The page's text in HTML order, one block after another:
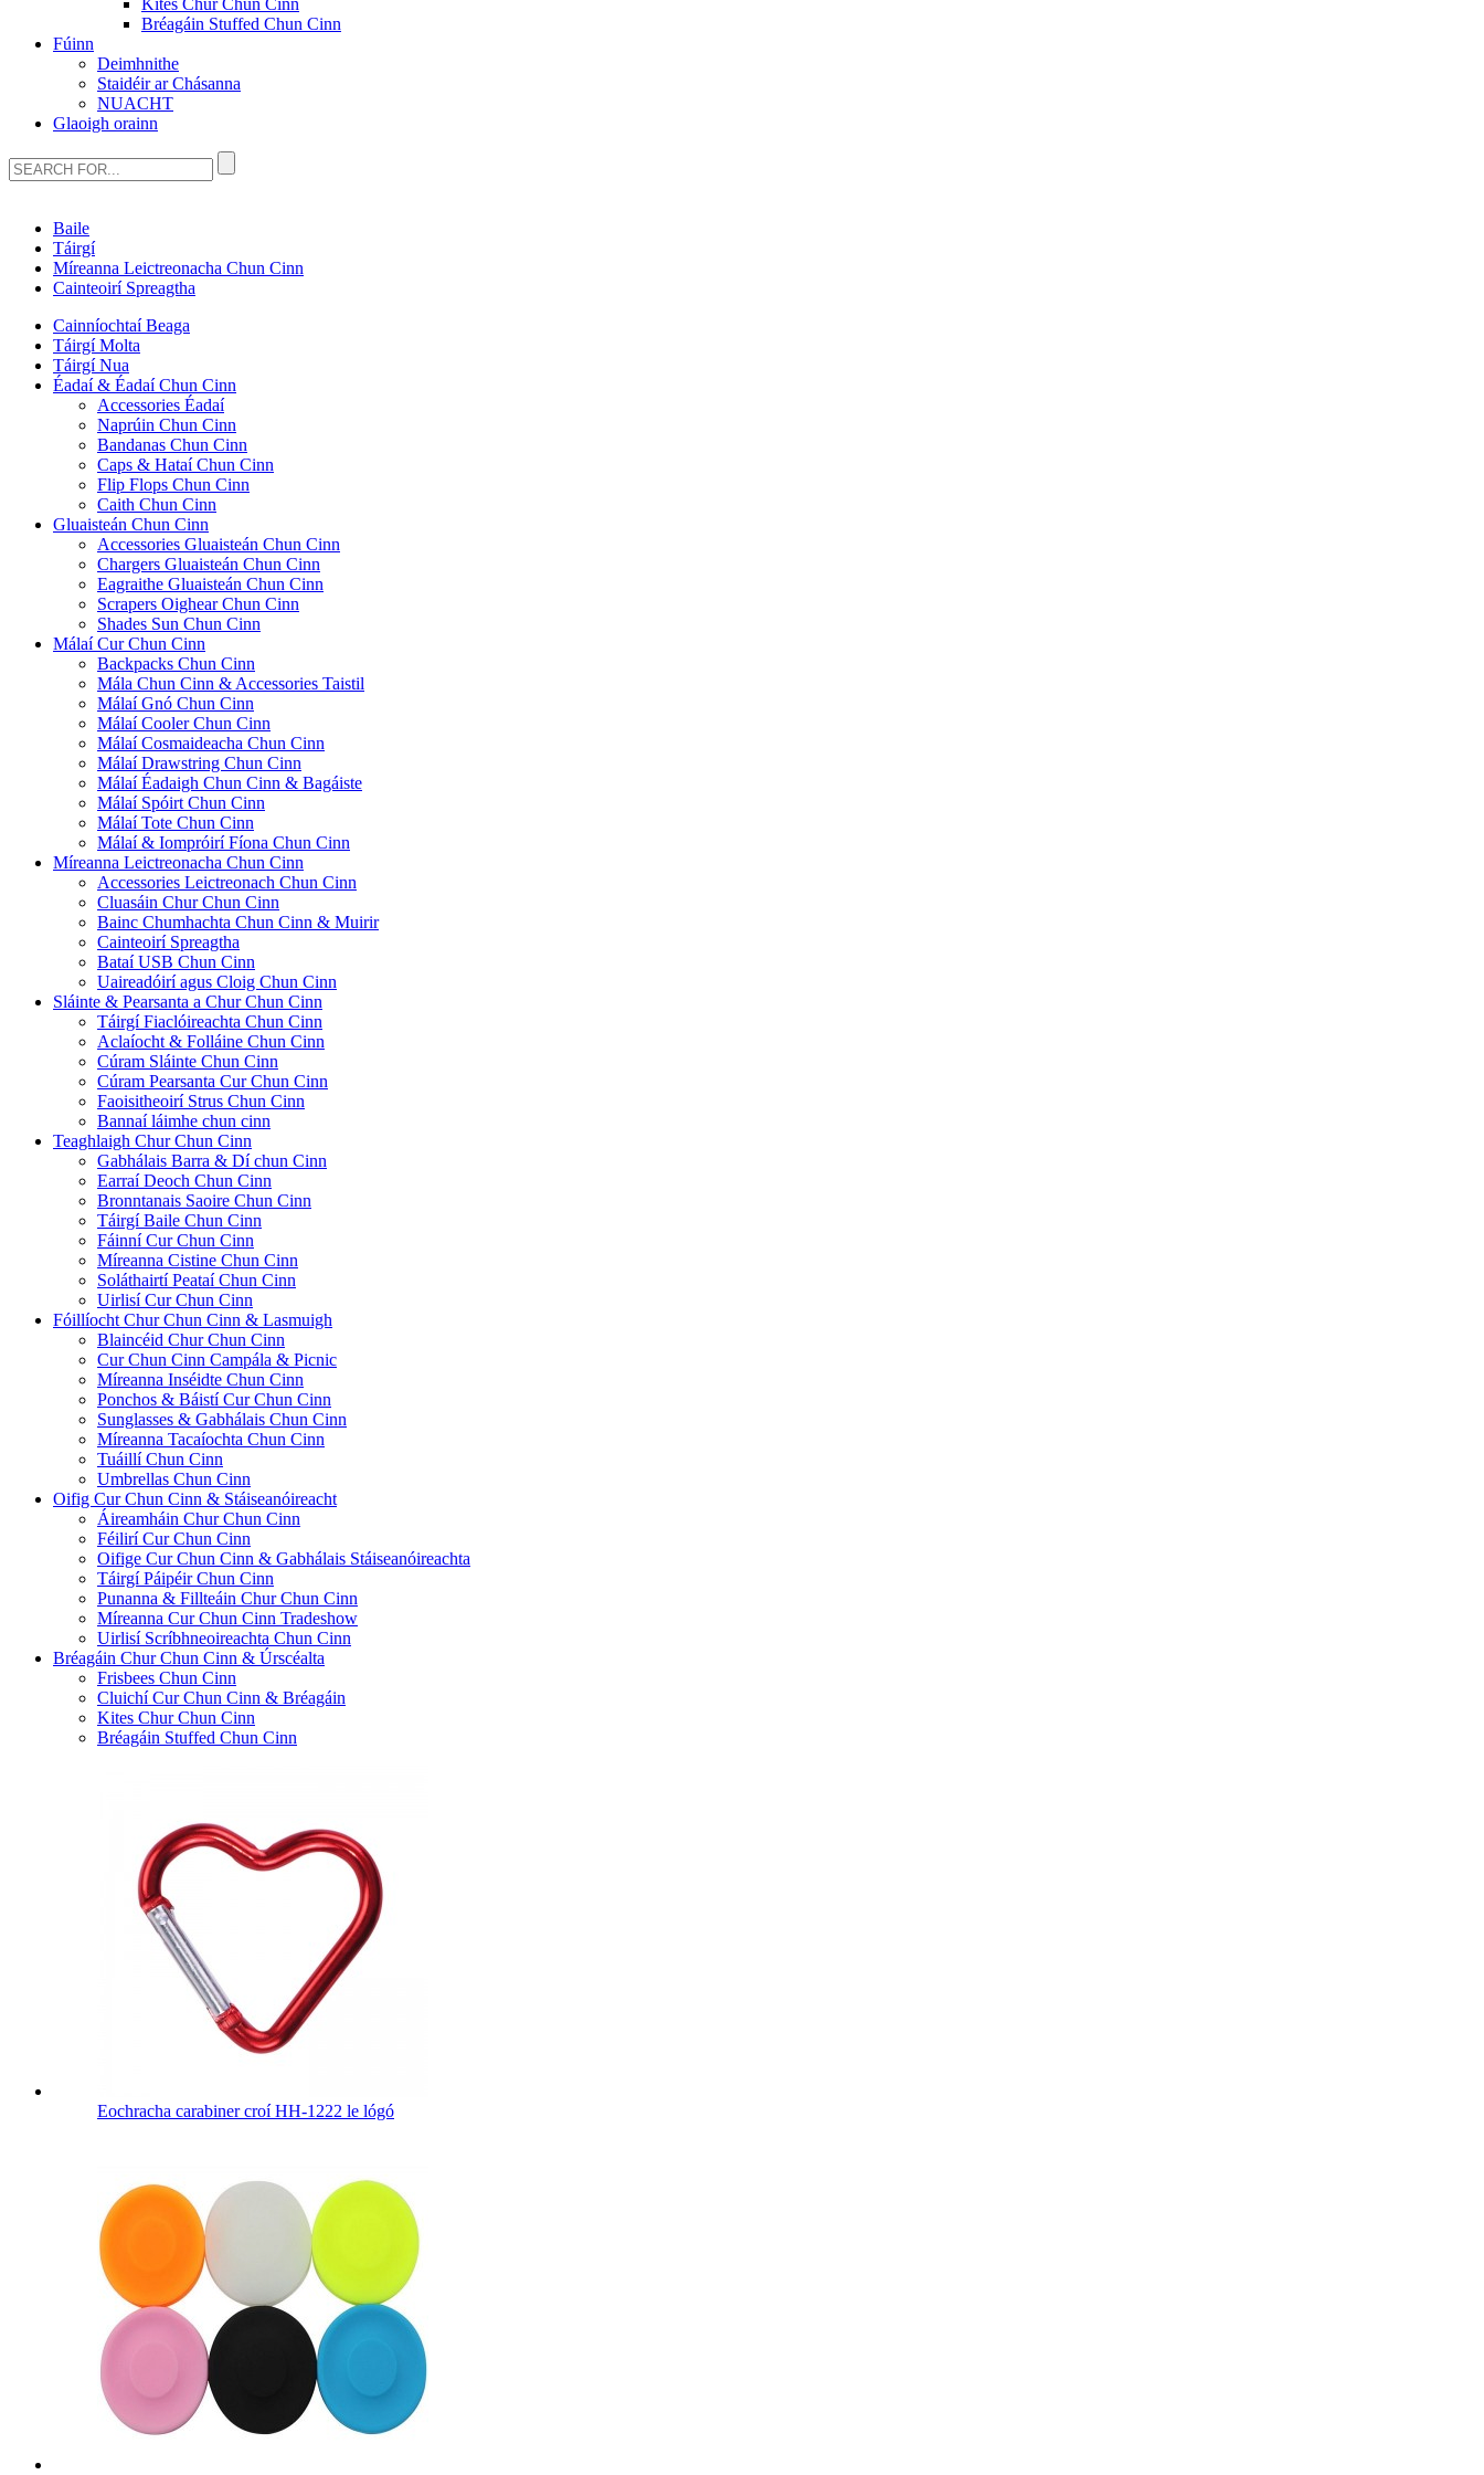
Kites Chur Chun Cinn
Bréagáin Stuffed Chun Cinn
Fúinn
Deimhnithe
Staidéir ar Chásanna
NUACHT
Glaoigh orainn
Baile
Táirgí
Míreanna Leictreonacha Chun Cinn
Cainteoirí Spreagtha
Cainníochtaí Beaga
Táirgí Molta
Táirgí Nua
Éadaí & Éadaí Chun Cinn
Accessories Éadaí
Naprúin Chun Cinn
Bandanas Chun Cinn
Caps & Hataí Chun Cinn
Flip Flops Chun Cinn
Caith Chun Cinn
Gluaisteán Chun Cinn
Accessories Gluaisteán Chun Cinn
Chargers Gluaisteán Chun Cinn
Eagraithe Gluaisteán Chun Cinn
Scrapers Oighear Chun Cinn
Shades Sun Chun Cinn
Málaí Cur Chun Cinn
Backpacks Chun Cinn
Mála Chun Cinn & Accessories Taistil
Málaí Gnó Chun Cinn
Málaí Cooler Chun Cinn
Málaí Cosmaideacha Chun Cinn
Málaí Drawstring Chun Cinn
Málaí Éadaigh Chun Cinn & Bagáiste
Málaí Spóirt Chun Cinn
Málaí Tote Chun Cinn
Málaí & Iompróirí Fíona Chun Cinn
Míreanna Leictreonacha Chun Cinn
Accessories Leictreonach Chun Cinn
Cluasáin Chur Chun Cinn
Bainc Chumhachta Chun Cinn & Muirir
Cainteoirí Spreagtha
Bataí USB Chun Cinn
Uaireadóirí agus Cloig Chun Cinn
Sláinte & Pearsanta a Chur Chun Cinn
Táirgí Fiaclóireachta Chun Cinn
Aclaíocht & Folláine Chun Cinn
Cúram Sláinte Chun Cinn
Cúram Pearsanta Cur Chun Cinn
Faoisitheoirí Strus Chun Cinn
Bannaí láimhe chun cinn
Teaghlaigh Chur Chun Cinn
Gabhálais Barra & Dí chun Cinn
Earraí Deoch Chun Cinn
Bronntanais Saoire Chun Cinn
Táirgí Baile Chun Cinn
Fáinní Cur Chun Cinn
Míreanna Cistine Chun Cinn
Soláthairtí Peataí Chun Cinn
Uirlisí Cur Chun Cinn
Fóillíocht Chur Chun Cinn & Lasmuigh
Blaincéid Chur Chun Cinn
Cur Chun Cinn Campála & Picnic
Míreanna Inséidte Chun Cinn
Ponchos & Báistí Cur Chun Cinn
Sunglasses & Gabhálais Chun Cinn
Míreanna Tacaíochta Chun Cinn
Tuáillí Chun Cinn
Umbrellas Chun Cinn
Oifig Cur Chun Cinn & Stáiseanóireacht
Áireamháin Chur Chun Cinn
Féilirí Cur Chun Cinn
Oifige Cur Chun Cinn & Gabhálais Stáiseanóireachta
Táirgí Páipéir Chun Cinn
Punanna & Fillteáin Chur Chun Cinn
Míreanna Cur Chun Cinn Tradeshow
Uirlisí Scríbhneoireachta Chun Cinn
Bréagáin Chur Chun Cinn & Úrscéalta
Frisbees Chun Cinn
Cluichí Cur Chun Cinn & Bréagáin
Kites Chur Chun Cinn
Bréagáin Stuffed Chun Cinn
Eochracha carabiner croí HH-1222 le lógó